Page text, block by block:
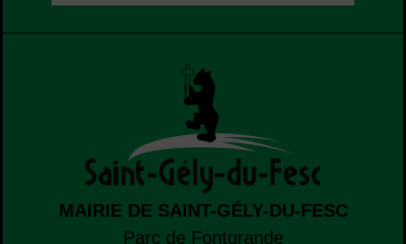
MAIRIE DE SAINT-GÉLY-DU-FESC
Parc de Fontgrande